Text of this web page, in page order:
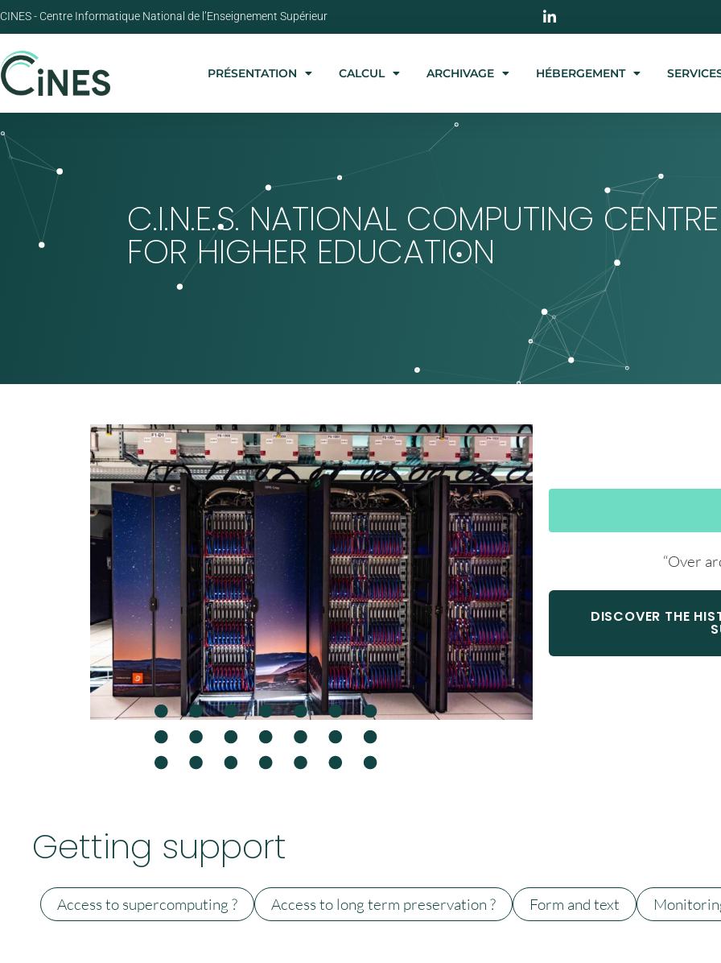
CINES - Centre Informatique National de l’Enseignement Supérieur
PRÉSENTATION CALCUL ARCHIVAGE HÉBERGEMENT
C.I.N.E.S. NATIONAL COMPUTING CENTRE
FOR HIGHER EDUCATION
“Over
DISCOVER THE
Getting support
Access to supercomputing ? Access to long term preservation ? Form and text